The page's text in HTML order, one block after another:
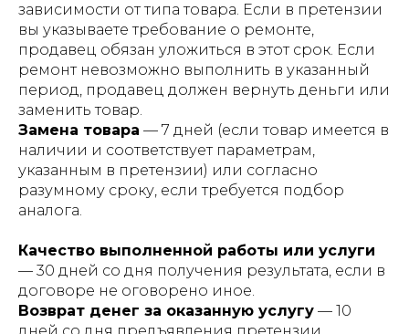
зависимости от типа товара. Если в претензии
вы указываете требование о ремонте,
продавец обязан уложиться в этот срок. Если
ремонт невозможно выполнить в указанный
период, продавец должен вернуть деньги или
заменить товар.
Замена товара — 7 дней (если товар имеется в
наличии и соответствует параметрам,
указанным в претензии) или согласно
разумному сроку, если требуется подбор
аналога.
Качество выполненной работы или услуги
— 30 дней со дня получения результата, если в
договоре не оговорено иное.
Возврат денег за оказанную услугу — 10